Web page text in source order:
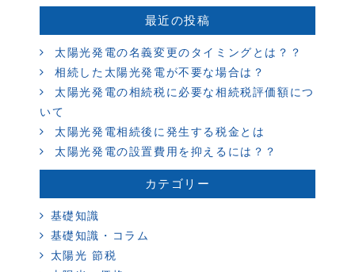
最近の投稿
太陽光発電の名義変更のタイミングとは？？
相続した太陽光発電が不要な場合は？
太陽光発電の相続税に必要な相続税評価額につ
いて
太陽光発電相続後に発生する税金とは
太陽光発電の設置費用を抑えるには？？
カテゴリー
基礎知識
基礎知識・コラム
太陽光 節税